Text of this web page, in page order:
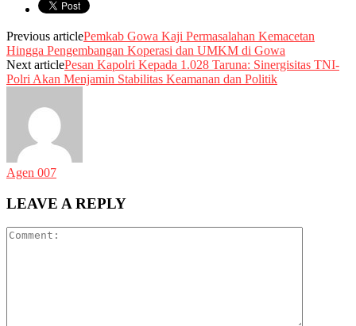
Previous articlePemkab Gowa Kaji Permasalahan Kemacetan
Hingga Pengembangan Koperasi dan UMKM di Gowa
Next articlePesan Kapolri Kepada 1.028 Taruna: Sinergisitas TNI-
Polri Akan Menjamin Stabilitas Keamanan dan Politik
Agen 007
LEAVE A REPLY